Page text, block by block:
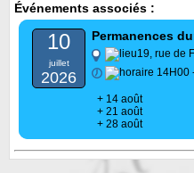
Événements associés :
10
juillet
2026
Permanences
19, rue de
14H00
+ 14 août
+ 21 août
+ 28 août